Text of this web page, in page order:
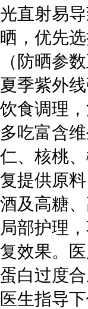
光直射易
晒，优先
（防晒参
夏季紫外
饮食调理
多吃富含
仁、核桃
复提供原
酒及高糖
局部护理
复效果。
蛋白过度
医生指导